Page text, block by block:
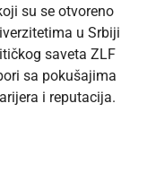
su se otvoreno
u Srbiji
saveta ZLF
sa pokušajima
i reputacija.